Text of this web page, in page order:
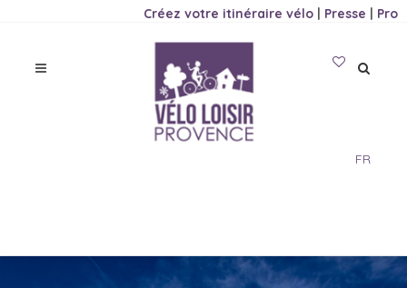
Créez votre itinéraire vélo | Presse | Pro
FR